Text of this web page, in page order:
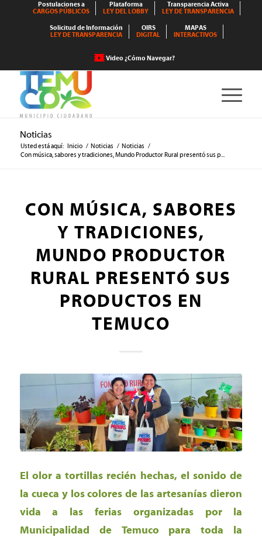
Postulaciones a
CARGOS PÚBLICOS
Plataforma
LEY DEL LOBBY
Transparencia Activa
LEY DE TRANSPARENCIA
Solicitud de Información
LEY DE TRANSPARENCIA
OIRS
DIGITAL
MAPAS
INTERACTIVOS
Video ¿Cómo Navegar?
Noticias
Usted está aquí: Inicio / Noticias / Noticias /
Con música, sabores y tradiciones, Mundo Productor Rural presentó sus p...
CON MÚSICA, SABORES
Y TRADICIONES,
MUNDO PRODUCTOR
RURAL PRESENTÓ SUS
PRODUCTOS EN
TEMUCO
El olor a tortillas recién hechas, el sonido de
la cueca y los colores de las artesanías dieron
vida a las ferias organizadas por la
Municipalidad de Temuco para toda la